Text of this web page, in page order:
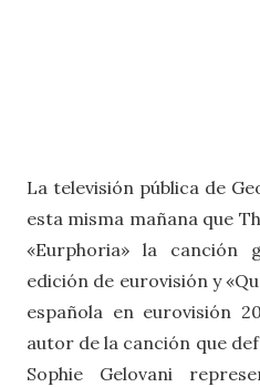
La televisión pública de
esta misma mañana que
«Eurphoria» la canción
edición de eurovisión y
española en eurovisión
autor de la canción que
Sophie Gelovani